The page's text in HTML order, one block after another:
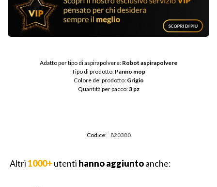
Adatto per tipo di aspirapolvere: Robot aspirapolvere
Tipo di prodotto: Panno mop
Colore del prodotto: Grigio
Quantità per pacco: 3 pz
Codice: 820380
Altri 1000+ utenti hanno aggiuntoanche: